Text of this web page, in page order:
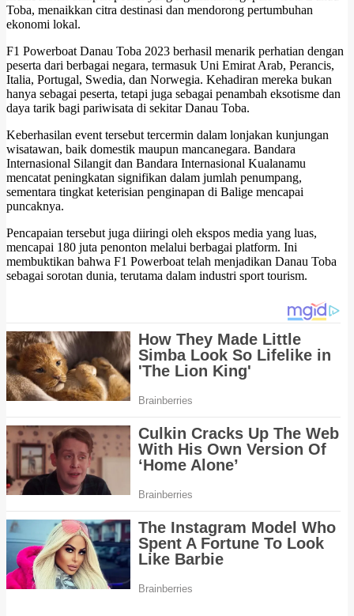
Toba, menaikkan citra destinasi dan mendorong pertumbuhan
ekonomi lokal.
F1 Powerboat Danau Toba 2023 berhasil menarik perhatian dengan
peserta dari berbagai negara, termasuk Uni Emirat Arab, Perancis,
Italia, Portugal, Swedia, dan Norwegia. Kehadiran mereka bukan
hanya sebagai peserta, tetapi juga sebagai penambah eksotisme dan
daya tarik bagi pariwisata di sekitar Danau Toba.
Keberhasilan event tersebut tercermin dalam lonjakan kunjungan
wisatawan, baik domestik maupun mancanegara. Bandara
Internasional Silangit dan Bandara Internasional Kualanamu
mencatat peningkatan signifikan dalam jumlah penumpang,
sementara tingkat keterisian penginapan di Balige mencapai
puncaknya.
Pencapaian tersebut juga diiringi oleh ekspos media yang luas,
mencapai 180 juta penonton melalui berbagai platform. Ini
membuktikan bahwa F1 Powerboat telah menjadikan Danau Toba
sebagai sorotan dunia, terutama dalam industri sport tourism.